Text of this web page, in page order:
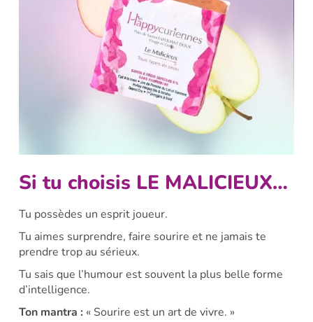
Si tu choisis LE MALICIEUX…
Tu possèdes un esprit joueur.
Tu aimes surprendre, faire sourire et ne jamais te
prendre trop au sérieux.
Tu sais que l’humour est souvent la plus belle forme
d’intelligence.
Ton mantra : « Sourire est un art de vivre. »